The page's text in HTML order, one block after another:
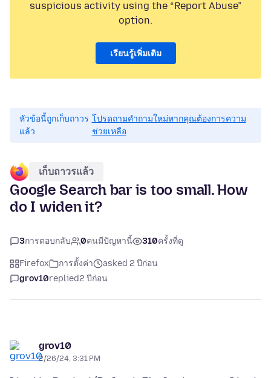
suspicious activity using the “Report Abuse”
option.
เรียนรู้เพิ่มเติม
หัวข้อนี้ถูกเก็บถาวร
แล้ว
โปรดถามคำถามใหม่หากคุณต้องการความ
ช่วยเหลือ
เก็บถาวรแล้ว
Google Search bar is too small. How
do I widen it?
3การตอบกลับ 0คนมีปัญหานี้ 310ครั้งที่ดู
Firefox การตั้งค่า
asked 2 ปีก่อน
grov10replied2 ปีก่อน
grov10
2/26/24, 3:31 PM